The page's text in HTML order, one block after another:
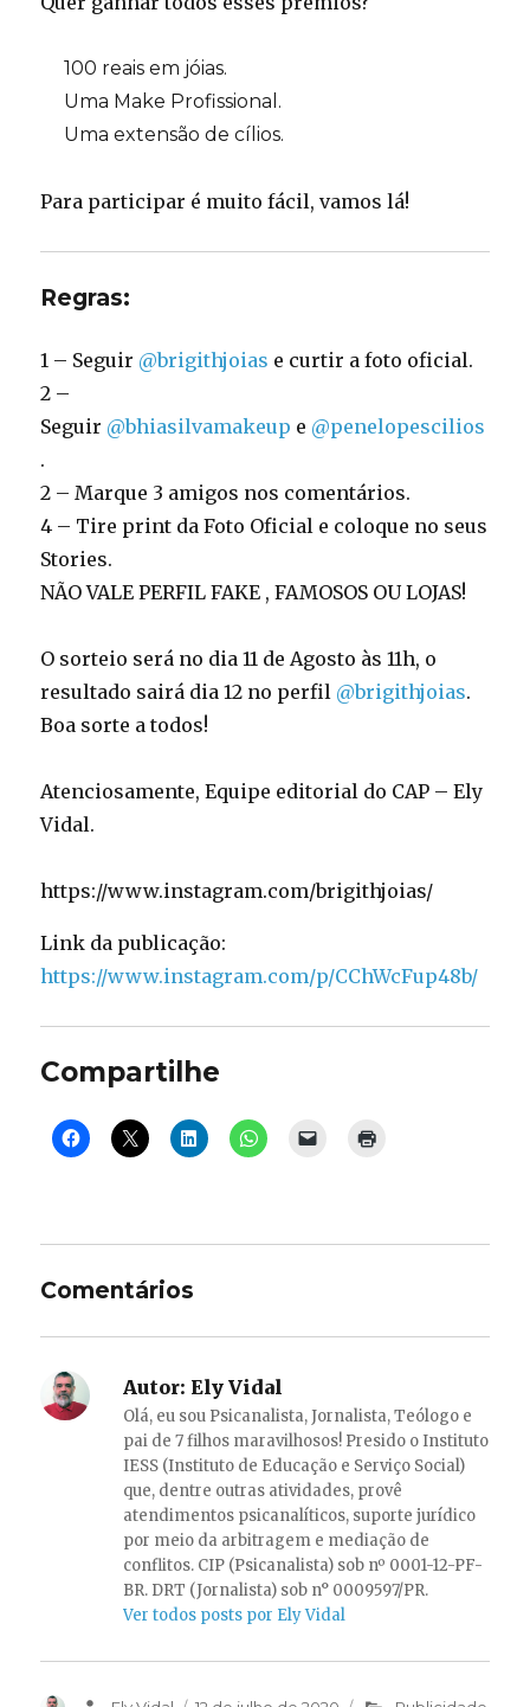
100 reais em jóias.
Uma Make Profissional.
Uma extensão de cílios.
Para participar é muito fácil, vamos lá!
Regras:
1 – Seguir @brigithjoias e curtir a foto oficial.
2 –
Seguir @bhiasilvamakeup e @penelopescilios
.
2 – Marque 3 amigos nos comentários.
4 – Tire print da Foto Oficial e coloque no seus
Stories.
NÃO VALE PERFIL FAKE , FAMOSOS OU LOJAS!
O sorteio será no dia 11 de Agosto às 11h, o
resultado sairá dia 12 no perfil @brigithjoias.
Boa sorte a todos!
Atenciosamente, Equipe editorial do CAP – Ely
Vidal.
https://www.instagram.com/brigithjoias/
Link da publicação:
https://www.instagram.com/p/CChWcFup48b/
Compartilhe
Comentários
Autor: Ely Vidal
Olá, eu sou Psicanalista, Jornalista, Teólogo e
pai de 7 filhos maravilhosos! Presido o Instituto
IESS (Instituto de Educação e Serviço Social)
que, dentre outras atividades, provê
atendimentos psicanalíticos, suporte jurídico
por meio da arbitragem e mediação de
conflitos. CIP (Psicanalista) sob nº 0001-12-PF-
BR. DRT (Jornalista) sob n° 0009597/PR.
Ver todos posts por Ely Vidal